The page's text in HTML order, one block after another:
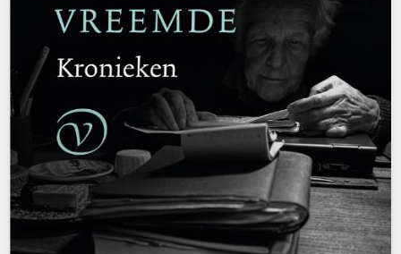
Reinhard Kaiser-Mühlecker
Brandende velden
27,50
BESTEL